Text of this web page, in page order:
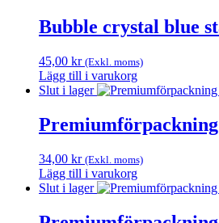
Bubble crystal blue
45,00 kr (Exkl. moms)
Lägg till i varukorg
Slut i lager
34,00 kr (Exkl. moms)
Lägg till i varukorg
Slut i lager